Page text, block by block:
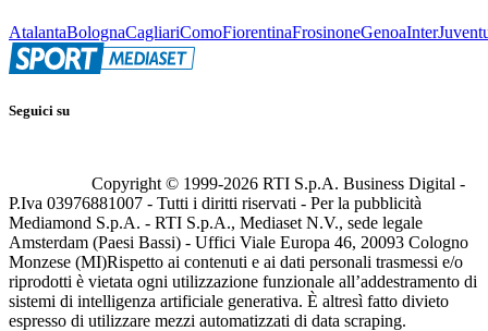
AtalantaBolognaCagliariComoFiorentinaFrosinoneGenoaInter
Seguici su
Copyright © 1999-2026 RTI S.p.A. Business Digital -
P.Iva 03976881007 - Tutti i diritti riservati - Per la pubblicità
Mediamond S.p.A. - RTI S.p.A., Mediaset N.V., sede legale
Amsterdam (Paesi Bassi) - Uffici Viale Europa 46, 20093 Cologno
Monzese (MI)Rispetto ai contenuti e ai dati personali trasmessi e/o
riprodotti è vietata ogni utilizzazione funzionale all’addestramento di
sistemi di intelligenza artificiale generativa. È altresì fatto divieto
espresso di utilizzare mezzi automatizzati di data scraping.